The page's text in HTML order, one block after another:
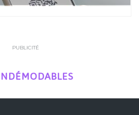
PUBLICITÉ